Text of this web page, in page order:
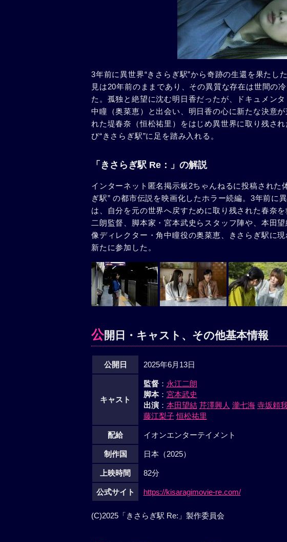
3年前に異世界“きさらぎ駅”から奇跡の生還を果たし
見は20年前のままであり、その異質な存在は世間の
た。孤独と絶望に沈む明日香だったが、ドキュメン
中瞳（奥菜恵）と出会い、明日香の心に新たな決意
れた堤春奈（恒松祐里）をはじめ異世界に取り残さ
び“きさらぎ駅”に足を踏み入れる。
「きさらぎ駅 Re：」の解説
インターネット匿名掲示板2ちゃんねるに投稿された
ぎ駅” の都市伝説を映画化したホラー続編。3年前に
は、自分を元の世界へ戻すために取り残された春奈
二朗監督、脚本家・宮本武史らスタッフ陣や、本田
像ディレクター・角中瞳役の奥菜恵、きさらぎ駅に
新たに参加した。
公開日・キャスト、その他基本情報
公開日 2025年6月13日
キャスト
監督： 永江二朗
脚本： 宮本武史
出演： 本田望結 芹澤興人 瀧七海 寺坂頼
藤江梨子 恒松祐里
配給 イオンエンターテイメント
制作国 日本（2025）
上映時間 82分
公式サイト https://kisaragimovie-re.com/
(C)2025「きさらぎ駅 Re:」製作委員会